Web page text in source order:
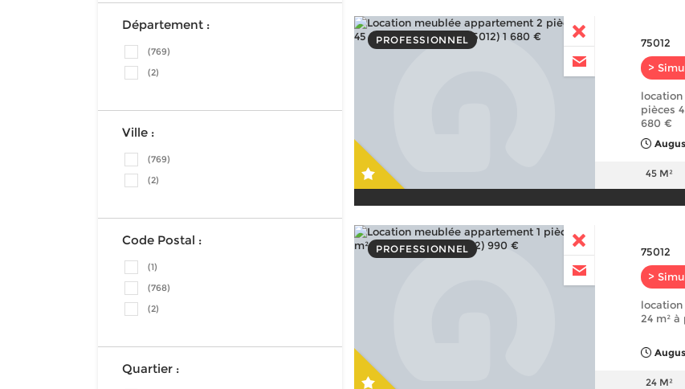
Département :
(769)
(2)
Ville :
(769)
(2)
Code Postal :
(1)
(768)
(2)
Quartier :
PROFESSIONNEL 75012
>
pièces
680 €
45 M²
PROFESSIONNEL 75012
>
24 m² à
24 M²